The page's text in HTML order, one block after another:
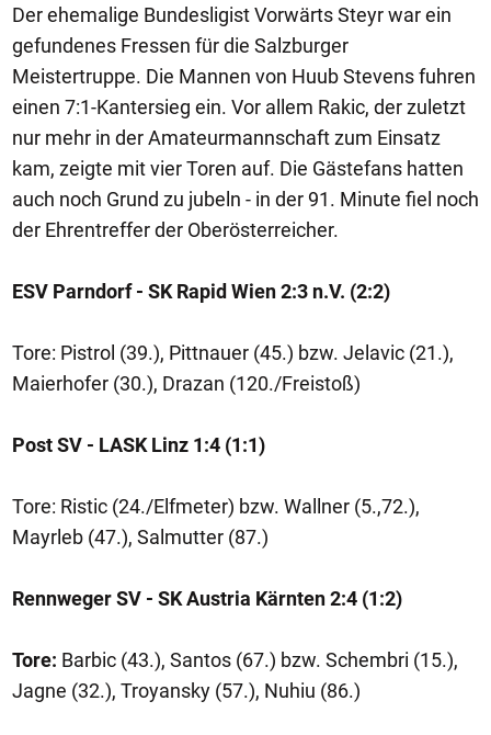
Der ehemalige Bundesligist Vorwärts Steyr war ein
gefundenes Fressen für die Salzburger
Meistertruppe. Die Mannen von Huub Stevens fuhren
einen 7:1-Kantersieg ein. Vor allem Rakic, der zuletzt
nur mehr in der Amateurmannschaft zum Einsatz
kam, zeigte mit vier Toren auf. Die Gästefans hatten
auch noch Grund zu jubeln - in der 91. Minute fiel noch
der Ehrentreffer der Oberösterreicher.
ESV Parndorf - SK Rapid Wien 2:3 n.V. (2:2)
Tore: Pistrol (39.), Pittnauer (45.) bzw. Jelavic (21.),
Maierhofer (30.), Drazan (120./Freistoß)
Post SV - LASK Linz 1:4 (1:1)
Tore: Ristic (24./Elfmeter) bzw. Wallner (5.,72.),
Mayrleb (47.), Salmutter (87.)
Rennweger SV - SK Austria Kärnten 2:4 (1:2)
Tore: Barbic (43.), Santos (67.) bzw. Schembri (15.),
Jagne (32.), Troyansky (57.), Nuhiu (86.)